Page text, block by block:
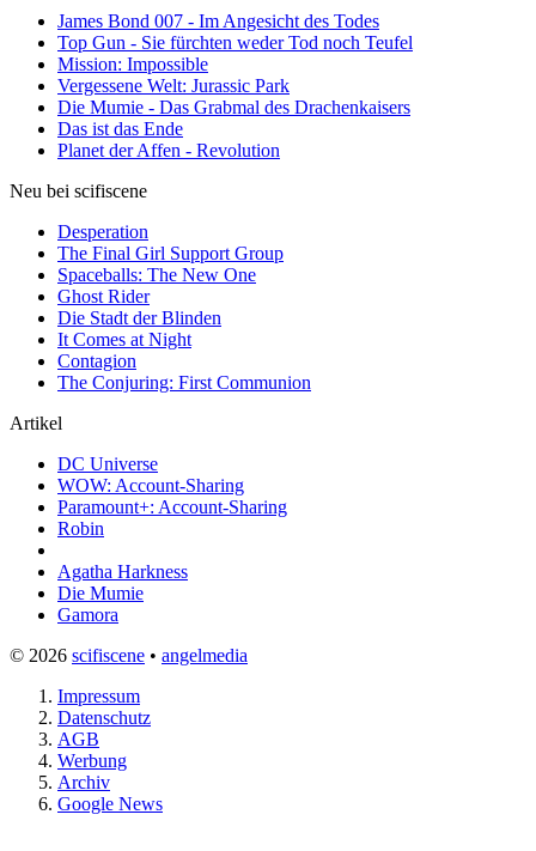
James Bond 007 - Im Angesicht des Todes
Top Gun - Sie fürchten weder Tod noch Teufel
Mission: Impossible
Vergessene Welt: Jurassic Park
Die Mumie - Das Grabmal des Drachenkaisers
Das ist das Ende
Planet der Affen - Revolution
Neu bei scifiscene
Desperation
The Final Girl Support Group
Spaceballs: The New One
Ghost Rider
Die Stadt der Blinden
It Comes at Night
Contagion
The Conjuring: First Communion
Artikel
DC Universe
WOW: Account-Sharing
Paramount+: Account-Sharing
Robin
Agatha Harkness
Die Mumie
Gamora
© 2026 scifiscene • angelmedia
Impressum
Datenschutz
AGB
Werbung
Archiv
Google News